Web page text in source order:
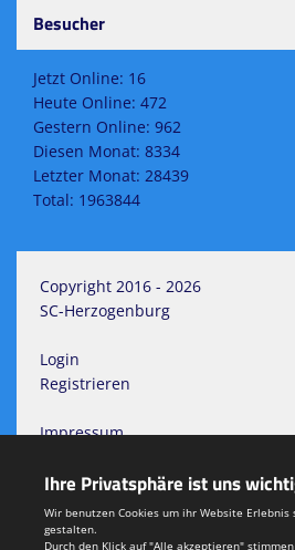
Besucher
Jetzt Online: 16
Heute Online: 472
Gestern Online: 962
Diesen Monat: 8334
Letzter Monat: 28439
Total: 1963844
Copyright 2016 - 2026
SC-Herzogenburg
Login
Registrieren
Impressum
Teamsports 2
Dein Sportverein online